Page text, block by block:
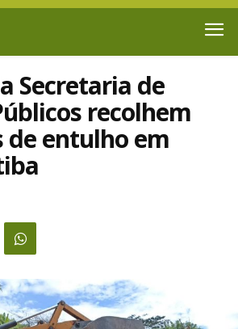
Secretaria de
recolhem
de entulho em